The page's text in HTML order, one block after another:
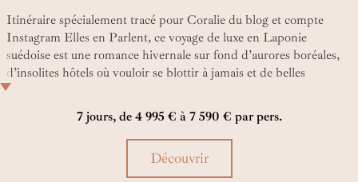
Itinéraire spécialement tracé pour Coralie du blog et compte
Instagram Elles en Parlent, ce voyage de luxe en Laponie
suédoise est une romance hivernale sur fond d’aurores boréales,
d’insolites hôtels où vouloir se blottir à jamais et de belles
expériences au cœur de la nature. À votre tour d’en profiter !
7 jours, de 4 995 € à 7 590 € par pers.
Découvrir